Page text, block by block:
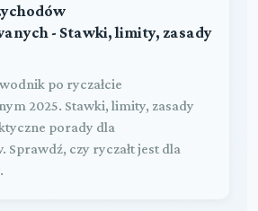
- Stawki, limity, zasady
po ryczałcie
2025. Stawki, limity, zasady
porady dla
Sprawdź, czy ryczałt jest dla